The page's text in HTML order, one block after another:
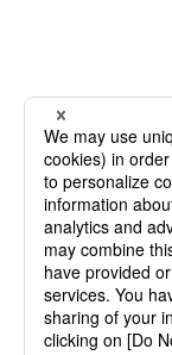
〒102-0093 東
TEL：03-
麹町店
〒
13
〒
4-